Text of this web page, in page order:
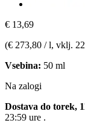
€ 13,69
(€ 273,80 / l, vklj.
Vsebina: 50 ml
Na zalogi
Dostava do torek,
23:59 ure .